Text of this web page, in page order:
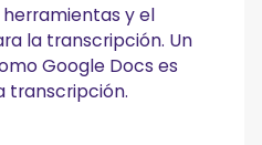
y el
la transcripción. Un
Google Docs es
transcripción.